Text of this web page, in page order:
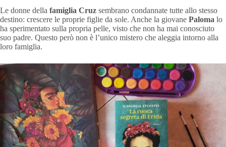
Le donne della famiglia Cruz sembrano condannate tutte allo stesso
destino: crescere le proprie figlie da sole. Anche la giovane Paloma lo
ha sperimentato sulla propria pelle, visto che non ha mai conosciuto
suo padre. Questo però non è l’unico mistero che aleggia intorno alla
loro famiglia.